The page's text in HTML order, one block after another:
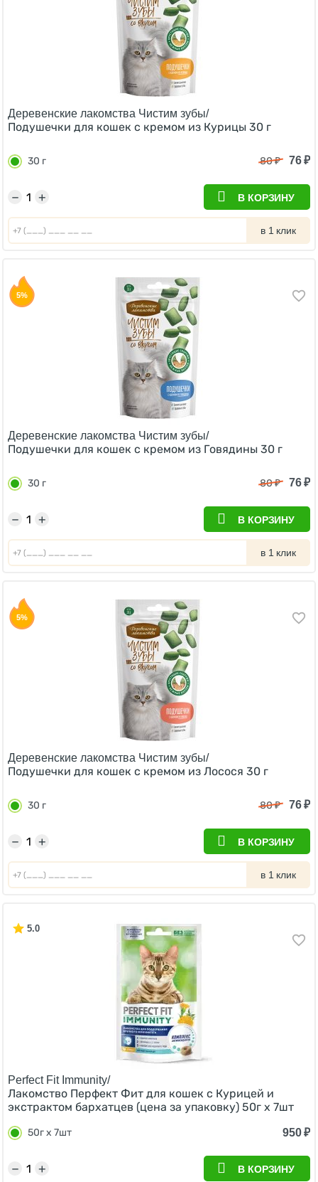
Деревенские лакомства Чистим зубы/
Подушечки для кошек с кремом из Курицы 30 г
30 г 80₽ 76₽
+
− В КОРЗИНУ
в 1 клик
5%
Деревенские лакомства Чистим зубы/
Подушечки для кошек с кремом из Говядины 30 г
30 г 80₽ 76₽
+
− В КОРЗИНУ
в 1 клик
5%
Деревенские лакомства Чистим зубы/
Подушечки для кошек с кремом из Лосося 30 г
30 г 80₽ 76₽
+
− В КОРЗИНУ
в 1 клик
5.0
Perfect Fit Immunity/
Лакомство Перфект Фит для кошек с Курицей и
экстрактом бархатцев (цена за упаковку) 50г х 7шт
50г х 7шт 950₽
+
− В КОРЗИНУ